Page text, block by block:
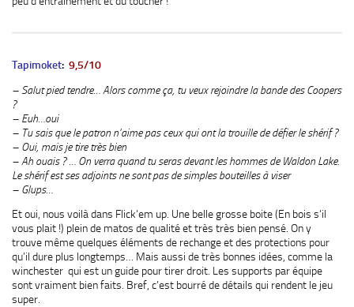
Tapimoket: 9,5/10
– Salut pied tendre… Alors comme ça, tu veux rejoindre la bande des Coopers
?
– Euh…oui
– Tu sais que le patron n’aime pas ceux qui ont la trouille de défier le shérif ?
– Oui, mais je tire très bien
– Ah ouais ? … On verra quand tu seras devant les hommes de Waldon Lake.
Le shérif est ses adjoints ne sont pas de simples bouteilles à viser
– Glups…
Et oui, nous voilà dans Flick’em up. Une belle grosse boite (En bois s’il
vous plait !) plein de matos de qualité et très très bien pensé. On y
trouve même quelques éléments de rechange et des protections pour
qu’il dure plus longtemps… Mais aussi de très bonnes idées, comme la
winchester qui est un guide pour tirer droit. Les supports par équipe
sont vraiment bien faits. Bref, c’est bourré de détails qui rendent le jeu
super.